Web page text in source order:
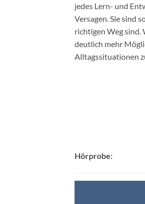
jedes Lern- und
Versagen. Sie sind
richtigen Weg sind.
deutlich mehr
Alltagssituationen
Hörprobe: